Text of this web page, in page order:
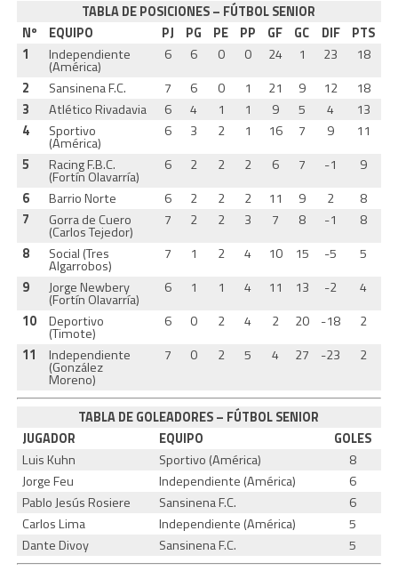
TABLA DE POSICIONES – FÚTBOL SENIOR
Nº
EQUIPO PJ PG PE PP GF GC DIF
PTS
1
Independiente
(América)
6 6 0 0 24 1 23
18
2
Sansinena F.C. 7 6 0 1 21 9 12
18
3
Atlético Rivadavia 6 4 1 1 9 5 4
13
4
Sportivo
(América)
6 3 2 1 16 7 9
11
5
Racing F.B.C.
(Fortín Olavarría)
6 2 2 2 6 7 -1
9
6
Barrio Norte 6 2 2 2 11 9 2
8
7
Gorra de Cuero
(Carlos Tejedor)
7 2 2 3 7 8 -1
8
8
Social (Tres
Algarrobos)
7 1 2 4 10 15 -5
5
9
Jorge Newbery
(Fortín Olavarría)
6 1 1 4 11 13 -2
4
10
Deportivo
(Timote)
6 0 2 4 2 20 -18
2
11
Independiente
(González
Moreno)
7 0 2 5 4 27 -23 2
TABLA DE GOLEADORES – FÚTBOL SENIOR
JUGADOR
EQUIPO
GOLES
Luis Kuhn
Sportivo (América)
8
Jorge Feu
Independiente (América)
6
Pablo Jesús Rosiere
Sansinena F.C.
6
Carlos Lima
Independiente (América)
5
Dante Divoy
Sansinena F.C.
5